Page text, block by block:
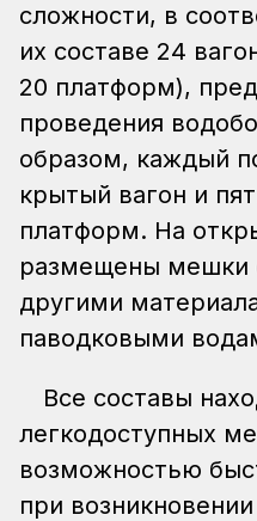
сложности, в
их составе 24
20 платформ),
проведения
образом, каждый
крытый вагон и
платформ. На
размещены мешки
другими
паводковыми
Все составы
легкодоступных
возможностью
при